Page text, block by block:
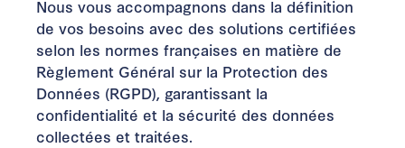
Nous vous accompagnons dans la définition
de vos besoins avec des solutions certifiées
selon les normes françaises en matière de
Règlement Général sur la Protection des
Données (RGPD), garantissant la
confidentialité et la sécurité des données
collectées et traitées.